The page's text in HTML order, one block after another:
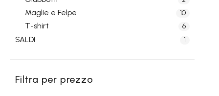
Maglie e Felpe 10
T-shirt 6
SALDI 1
Filtra per prezzo